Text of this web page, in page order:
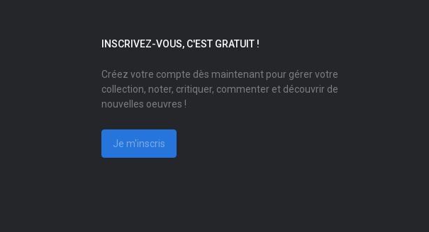
INSCRIVEZ-VOUS, C'EST GRATUIT !
Créez votre compte dès maintenant pour gérer votre
collection, noter, critiquer, commenter et découvrir de
nouvelles oeuvres !
Je m'inscris